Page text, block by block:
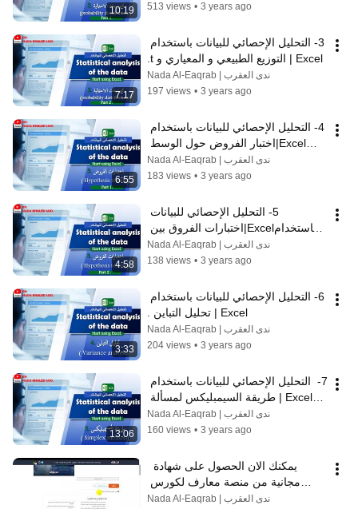
10:19
513 views • 3 years ago
7:17
Excel | التوزيع الطبيعي و المعياري و t.
ندى العقرب | Nada Al-Eaqrab
197 views • 3 years ago
6:55
الحسابي لعينة.
ندى العقرب | Nada Al-Eaqrab
183 views • 3 years ago
4:58
متوسطي مجتمعين .ندى العقرب | Nada Al-Eaqrab
138 views • 3 years ago
3:33
Excel | تحليل التباين .
ندى العقرب | Nada Al-Eaqrab
204 views • 3 years ago
13:06
التعظيم و التصغير.ندى العقرب | Nada Al-Eaqrab
160 views • 3 years ago
التحليل الإحصائي باستخدام اكسل .
ندى العقرب | Nada Al-Eaqrab